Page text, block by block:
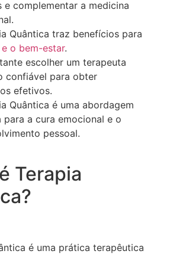
e complementar a medicina
Quântica traz benefícios para
e o bem-estar.
escolher um terapeuta
confiável para obter
efetivos.
Quântica é uma abordagem
para a cura emocional e o
pessoal.
Terapia
é uma prática terapêutica